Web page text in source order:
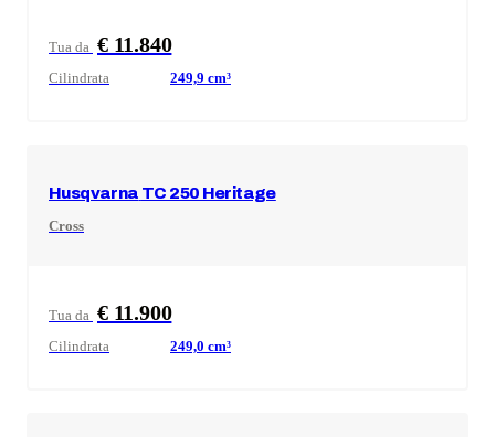
Tua da € 11.840
Cilindrata 249,9 cm³
Husqvarna TC 250 Heritage
Cross
Tua da € 11.900
Cilindrata 249,0 cm³